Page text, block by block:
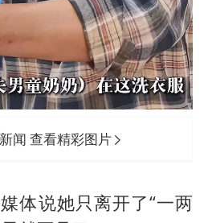
闻 查看精彩图片
体说她只离开了“一两